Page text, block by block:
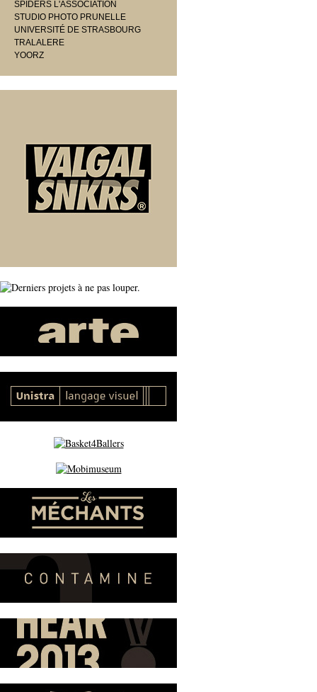
SPIDERS L'ASSOCIATION
STUDIO PHOTO PRUNELLE
UNIVERSITÉ DE STRASBOURG
TRALALERE
YOORZ